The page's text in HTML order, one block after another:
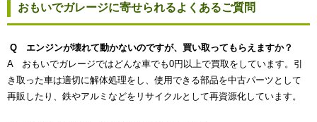
おもいでガレージに寄せられるよくあるご質問
Q エンジンが壊れて動かないのですが、買い取ってもらえますか？
A おもいでガレージではどんな車でも0円以上で買取をしています。引
き取った車は適切に解体処理をし、使用できる部品を中古パーツとして
再販したり、鉄やアルミなどをリサイクルとして再資源化しています。